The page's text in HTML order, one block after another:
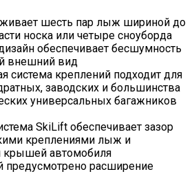
шесть пар лыж шириной до
носка или четыре сноуборда
обеспечивает бесшумность
внешний вид
система креплений подходит для
заводских и большинства
универсальных багажников
SkiLift обеспечивает зазор
креплениями лыж и
крышей автомобиля
предусмотрено расширение